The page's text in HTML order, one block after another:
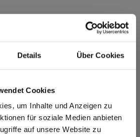
Details Über Cookies
Cookies
um Inhalte und Anzeigen zu
für soziale Medien anbieten
auf unsere Website zu
laminates - HPL 0081 Alpaca
code: 0-10-33-15
originele monster is altijd